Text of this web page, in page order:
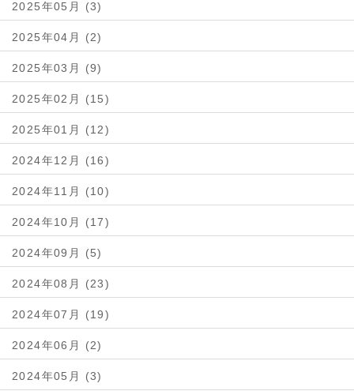
2025年05月 (3)
2025年04月 (2)
2025年03月 (9)
2025年02月 (15)
2025年01月 (12)
2024年12月 (16)
2024年11月 (10)
2024年10月 (17)
2024年09月 (5)
2024年08月 (23)
2024年07月 (19)
2024年06月 (2)
2024年05月 (3)